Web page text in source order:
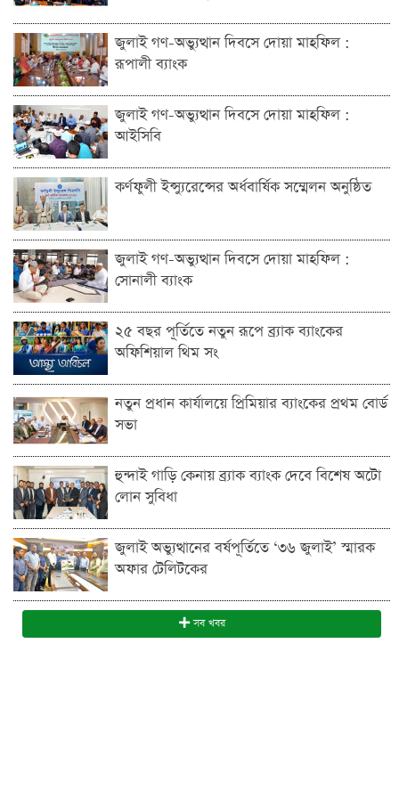
জুলাই গণ-অভ্যুত্থান দিবসে দোয়া মাহফিল :
রূপালী ব্যাংক
জুলাই গণ-অভ্যুত্থান দিবসে দোয়া মাহফিল :
আইসিবি
কর্ণফুলী ইন্স্যুরেন্সের অর্ধবার্ষিক সম্মেলন অনুষ্ঠিত
জুলাই গণ-অভ্যুত্থান দিবসে দোয়া মাহফিল :
সোনালী ব্যাংক
২৫ বছর পূর্তিতে নতুন রূপে ব্র্যাক ব্যাংকের
অফিশিয়াল থিম সং
নতুন প্রধান কার্যালয়ে প্রিমিয়ার ব্যাংকের প্রথম বোর্ড
সভা
হুন্দাই গাড়ি কেনায় ব্র্যাক ব্যাংক দেবে বিশেষ অটো
লোন সুবিধা
জুলাই অভ্যুত্থানের বর্ষপূর্তিতে ‘৩৬ জুলাই’ স্মারক
অফার টেলিটকের
সব খবর